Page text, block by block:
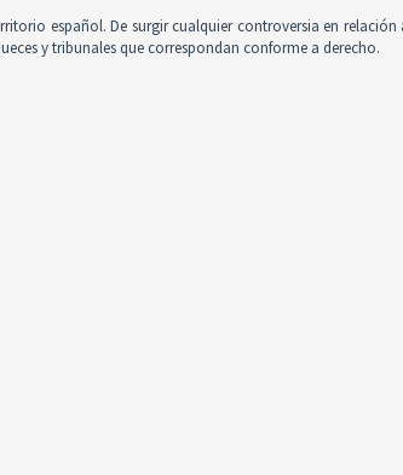
español. De surgir cualquier controversia en
y tribunales que correspondan conforme a derecho.